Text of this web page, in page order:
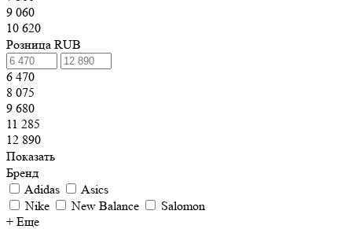
9 060
10 620
Розница RUB
6 470
8 075
9 680
11 285
12 890
Показать
Бренд
Adidas
Asics
Nike
New Balance
Salomon
+ Еще